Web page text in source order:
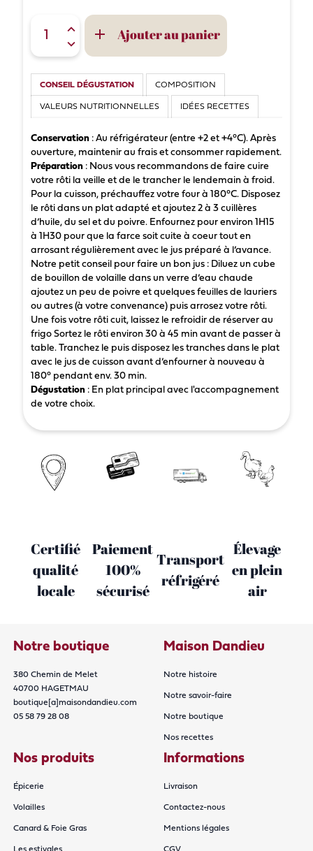
 Ajouter au panier
CONSEIL DÉGUSTATION COMPOSITION
VALEURS NUTRITIONNELLES IDÉES RECETTES
Conservation : Au réfrigérateur (entre +2 et +4°C). Après
ouverture, maintenir au frais et consommer rapidement.
Préparation : Nous vous recommandons de faire cuire
votre rôti la veille et de le trancher le lendemain à froid.
Pour la cuisson, préchauffez votre four à 180°C. Disposez
le rôti dans un plat adapté et ajoutez 2 à 3 cuillères
d’huile, du sel et du poivre. Enfournez pour environ 1H15
à 1H30 pour que la farce soit cuite à coeur tout en
arrosant régulièrement avec le jus préparé à l’avance.
Notre petit conseil pour faire un bon jus : Diluez un cube
de bouillon de volaille dans un verre d’eau chaude
ajoutez un peu de poivre et quelques feuilles de lauriers
ou autres (à votre convenance) puis arrosez votre rôti.
Une fois votre rôti cuit, laissez le refroidir de réserver au
frigo Sortez le rôti environ 30 à 45 min avant de passer à
table. Tranchez le puis disposez les tranches dans le plat
avec le jus de cuisson avant d’enfourner à nouveau à
180° pendant env. 30 min.
Dégustation : En plat principal avec l'accompagnement
de votre choix.
Certifié
qualité
locale
Paiement
100%
sécurisé
Transport
réfrigéré
Élevage
en plein
air
Notre boutique
380 Chemin de Melet
40700 HAGETMAU
boutique[a]maisondandieu.com
05 58 79 28 08
Maison Dandieu
Notre histoire
Notre savoir-faire
Notre boutique
Nos recettes
Nos produits
Épicerie
Volailles
Canard & Foie Gras
Informations
Livraison
Contactez-nous
Mentions légales